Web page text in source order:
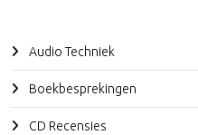
Audio Techniek
Boekbesprekingen
CD Recensies